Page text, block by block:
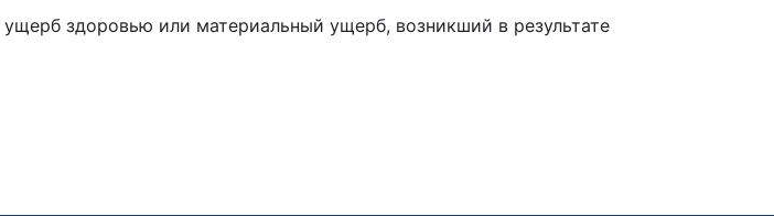
здоровью или материальный ущерб, возникший в результате